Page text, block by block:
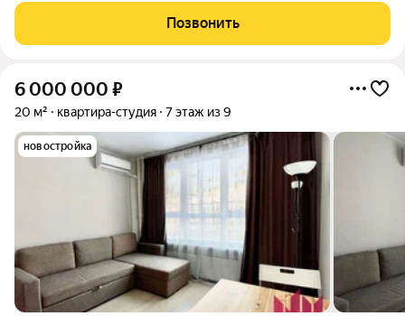
района Щербинка. Главное преимущество квартиры
грамотное зонирование. Здесь есть
Позвонить
6 000 000 ₽
20 м² квартира-студия 7 этаж из 9
новостройка